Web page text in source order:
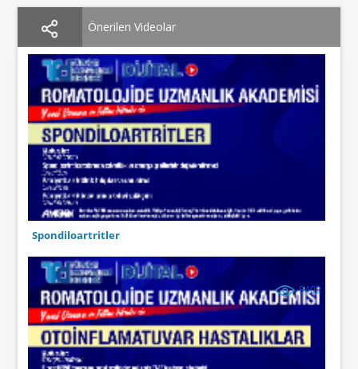
Önerilen Videolar
Spondiloartritler
5402